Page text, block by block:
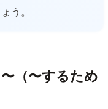
う。
（〜するため